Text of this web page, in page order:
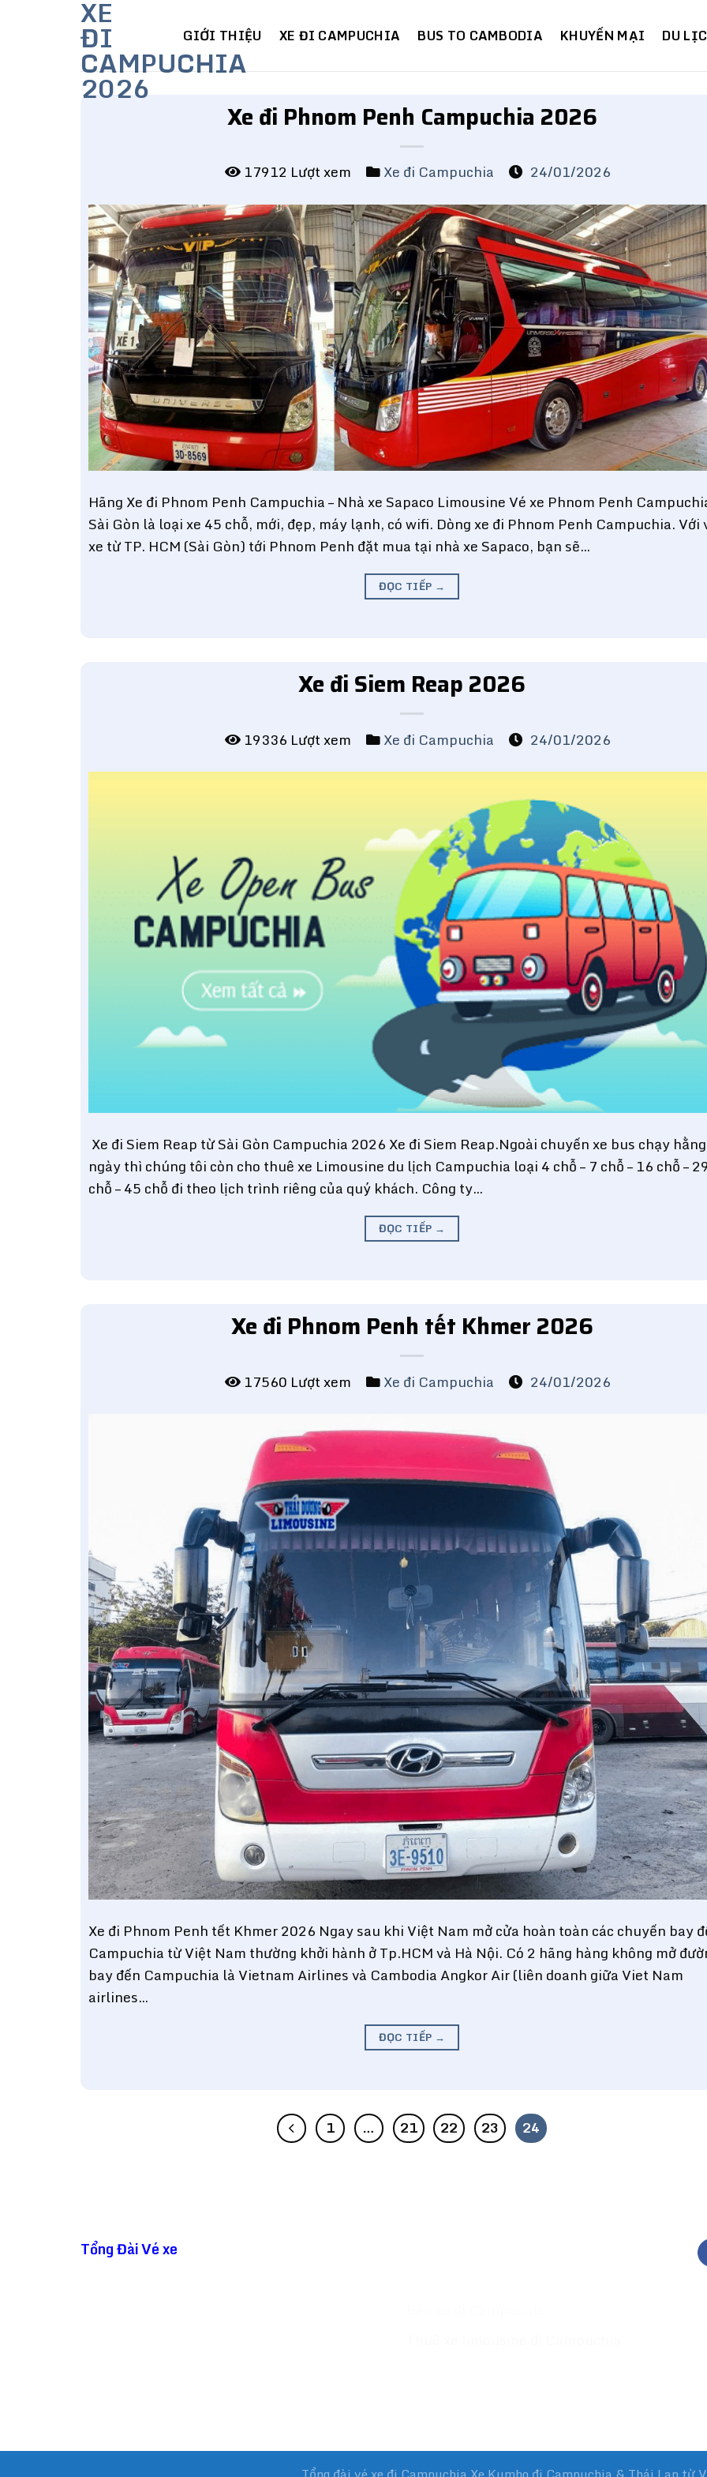
XE
ĐI
CAMPUCHIA
2026
GIỚI THIỆU XE ĐI CAMPUCHIA BUS TO CAMBODIA KHUYẾN MẠI DU
Xe đi Phnom Penh Campuchia 2026
17912 Lượt xem Xe đi Campuchia 24/01/2026
Hãng Xe đi Phnom Penh Campuchia – Nhà xe Sapaco Limousine Vé xe Phnom Penh
Sài Gòn là loại xe 45 chỗ, mới, đẹp, máy lạnh, có wifi. Dòng xe đi Phnom Penh Campuchia. Với
xe từ TP. HCM (Sài Gòn) tới Phnom Penh đặt mua tại nhà xe Sapaco, bạn sẽ…
ĐỌC TIẾP →
Xe đi Siem Reap 2026
19336 Lượt xem Xe đi Campuchia 24/01/2026
Xe đi Siem Reap từ Sài Gòn Campuchia 2026 Xe đi Siem Reap.Ngoài chuyến xe bus chạy hằng
ngày thì chúng tôi còn cho thuê xe Limousine du lịch Campuchia loại 4 chỗ – 7 chỗ – 16 chỗ –
chỗ – 45 chỗ đi theo lịch trình riêng của quý khách. Công ty…
ĐỌC TIẾP →
Xe đi Phnom Penh tết Khmer 2026
17560 Lượt xem Xe đi Campuchia 24/01/2026
Xe đi Phnom Penh tết Khmer 2026 Ngay sau khi Việt Nam mở cửa hoàn toàn các chuyến bay
Campuchia từ Việt Nam thường khởi hành ở Tp.HCM và Hà Nội. Có 2 hãng hàng không mở
bay đến Campuchia là Vietnam Airlines và Cambodia Angkor Air (liên doanh giữa Viet Nam
airlines…
ĐỌC TIẾP →
1 … 21 22 23 24
Tổng Đài Vé xe